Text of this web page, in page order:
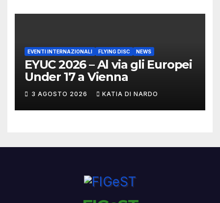
EVENTI INTERNAZIONALI FLYING DISC NEWS
EYUC 2026 – Al via gli Europei
Under 17 a Vienna
3 AGOSTO 2026 KATIA DI NARDO